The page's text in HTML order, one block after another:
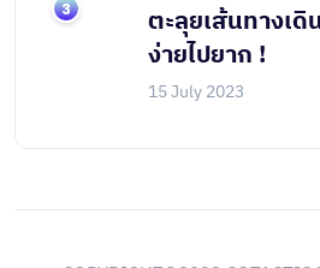
ตะลุยเส้นทางเดิ
ง่ายไปยาก !
15 July 2023